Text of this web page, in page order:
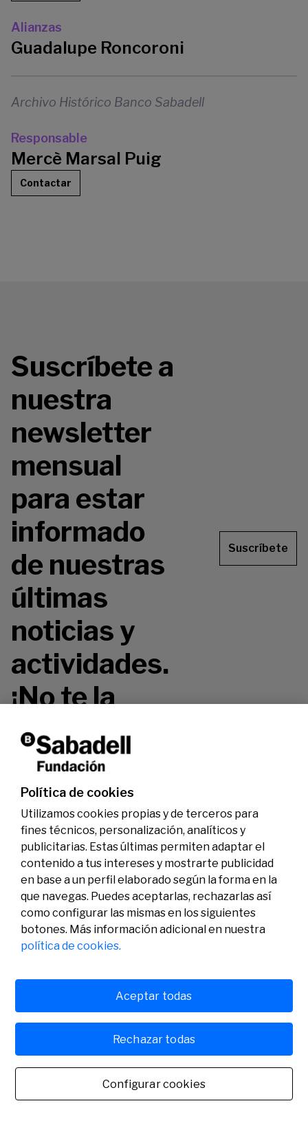
Alianzas
Guadalupe Roncoroni
Archivo Histórico Banco Sabadell
Responsable
Mercè Marsal Puig
Contactar
Suscríbete a
nuestra
newsletter
mensual
para estar
informado
de nuestras
últimas
noticias y
actividades.
¡No te la
pierdas!
Suscríbete
Legal
Aviso legal
Política de privacidad
Actividad
Convocatorias
Premios
Social
© Fundación Banco Sabadell 2024 todos los derechos
Política de cookies
Utilizamos cookies propias y de terceros para
fines técnicos, personalización, analíticos y
publicitarias. Estas últimas permiten adaptar el
contenido a tus intereses y mostrarte publicidad
en base a un perfil elaborado según la forma en la
que navegas. Puedes aceptarlas, rechazarlas así
como configurar las mismas en los siguientes
botones. Más información adicional en nuestra
política de cookies.
Configurar cookies
Rechazar todas
Aceptar todas